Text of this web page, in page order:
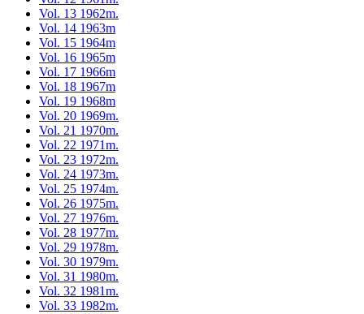
Vol. 13 1962m.
Vol. 14 1963m
Vol. 15 1964m
Vol. 16 1965m
Vol. 17 1966m
Vol. 18 1967m
Vol. 19 1968m
Vol. 20 1969m.
Vol. 21 1970m.
Vol. 22 1971m.
Vol. 23 1972m.
Vol. 24 1973m.
Vol. 25 1974m.
Vol. 26 1975m.
Vol. 27 1976m.
Vol. 28 1977m.
Vol. 29 1978m.
Vol. 30 1979m.
Vol. 31 1980m.
Vol. 32 1981m.
Vol. 33 1982m.